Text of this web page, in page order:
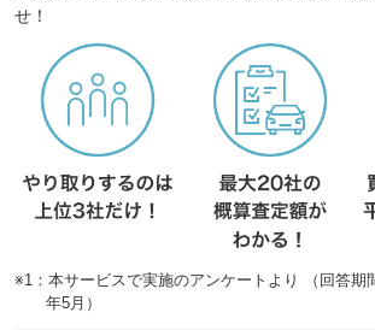
せ！
※1：本サービスで実施のアンケートより （回答期
年5月）